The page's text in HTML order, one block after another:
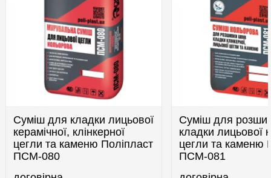
Суміш для кладки лицьової
керамічної, клінкерної
цегли та каменю Поліпласт
ПСМ-080
Суміш для
кладки лицьової
цегли та каменю
ПСМ-081